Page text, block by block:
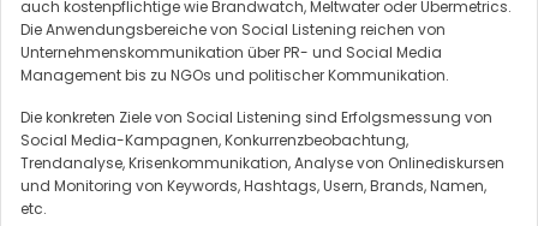
auch kostenpflichtige wie Brandwatch, Meltwater oder Ubermetrics.
Die Anwendungsbereiche von Social Listening reichen von
Unternehmenskommunikation über PR- und Social Media
Management bis zu NGOs und politischer Kommunikation.
Die konkreten Ziele von Social Listening sind Erfolgsmessung von
Social Media-Kampagnen, Konkurrenzbeobachtung,
Trendanalyse, Krisenkommunikation, Analyse von Onlinediskursen
und Monitoring von Keywords, Hashtags, Usern, Brands, Namen,
etc.